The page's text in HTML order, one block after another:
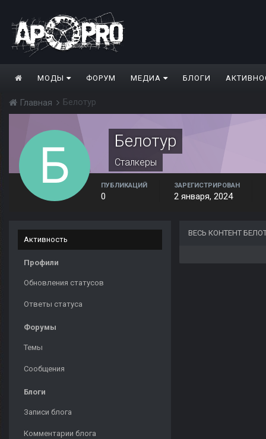
МОДЫ ФОРУМ МЕДИА БЛОГИ
Главная Белотур
Белотур
Сталкеры
ПУБЛИКАЦИЙ
0
ЗАРЕГИСТРИРОВАН
2 января, 2024
Активность
Профили
Обновления статусов
Ответы статуса
Форумы
Темы
Сообщения
Блоги
Записи блога
Комментарии блога
ВЕСЬ КОНТЕНТ